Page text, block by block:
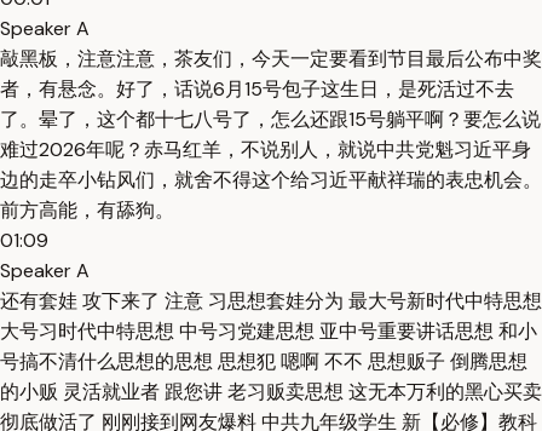
Speaker A
敲黑板，注意注意，茶友们，今天一定要看到节目最后公布中奖
者，有悬念。好了，话说6月15号包子这生日，是死活过不去
了。晕了，这个都十七八号了，怎么还跟15号躺平啊？要怎么说
难过2026年呢？赤马红羊，不说别人，就说中共党魁习近平身
边的走卒小钻风们，就舍不得这个给习近平献祥瑞的表忠机会。
前方高能，有舔狗。
01:09
Speaker A
还有套娃 攻下来了 注意 习思想套娃分为 最大号新时代中特思想
大号习时代中特思想 中号习党建思想 亚中号重要讲话思想 和小
号搞不清什么思想的思想 思想犯 嗯啊 不不 思想贩子 倒腾思想
的小贩 灵活就业者 跟您讲 老习贩卖思想 这无本万利的黑心买卖
彻底做活了 刚刚接到网友爆料 中共九年级学生 新【必修】教科